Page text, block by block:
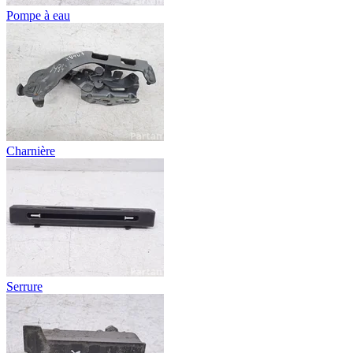
Pompe à eau
Charnière
Serrure